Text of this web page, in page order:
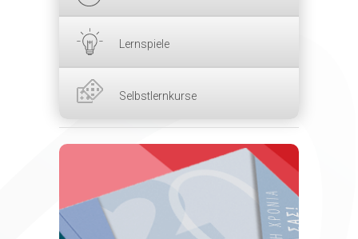
Lernspiele
Selbstlernkurse